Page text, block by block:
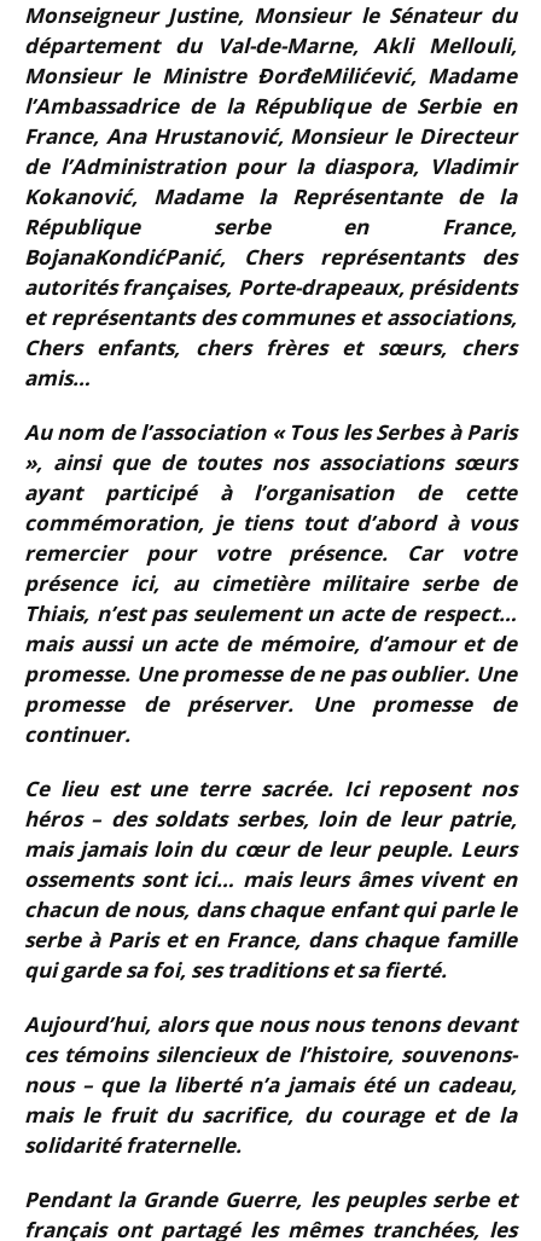
Monseigneur Justine, Monsieur le Sénateur du
département du Val-de-Marne, Akli Mellouli,
Monsieur le Ministre ĐorđeMilićević, Madame
l’Ambassadrice de la République de Serbie en
France, Ana Hrustanović, Monsieur le Directeur
de l’Administration pour la diaspora, Vladimir
Kokanović, Madame la Représentante de la
République serbe en France,
BojanaKondićPanić, Chers représentants des
autorités françaises, Porte-drapeaux, présidents
et représentants des communes et associations,
Chers enfants, chers frères et sœurs, chers
amis…
Au nom de l’association « Tous les Serbes à Paris
», ainsi que de toutes nos associations sœurs
ayant participé à l’organisation de cette
commémoration, je tiens tout d’abord à vous
remercier pour votre présence. Car votre
présence ici, au cimetière militaire serbe de
Thiais, n’est pas seulement un acte de respect…
mais aussi un acte de mémoire, d’amour et de
promesse. Une promesse de ne pas oublier. Une
promesse de préserver. Une promesse de
continuer.
Ce lieu est une terre sacrée. Ici reposent nos
héros – des soldats serbes, loin de leur patrie,
mais jamais loin du cœur de leur peuple. Leurs
ossements sont ici… mais leurs âmes vivent en
chacun de nous, dans chaque enfant qui parle le
serbe à Paris et en France, dans chaque famille
qui garde sa foi, ses traditions et sa fierté.
Aujourd’hui, alors que nous nous tenons devant
ces témoins silencieux de l’histoire, souvenons-
nous – que la liberté n’a jamais été un cadeau,
mais le fruit du sacrifice, du courage et de la
solidarité fraternelle.
Pendant la Grande Guerre, les peuples serbe et
français ont partagé les mêmes tranchées, les